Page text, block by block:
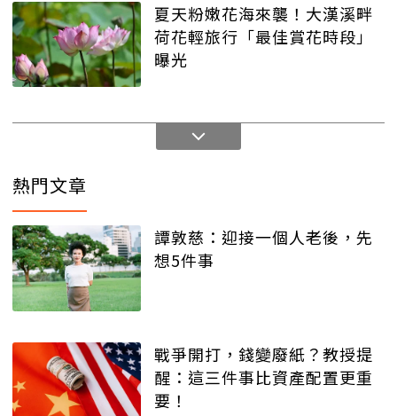
夏天粉嫩花海來襲！大漢溪畔
荷花輕旅行「最佳賞花時段」
曝光
熱門文章
譚敦慈：迎接一個人老後，先
想5件事
戰爭開打，錢變廢紙？教授提
醒：這三件事比資產配置更重
要！